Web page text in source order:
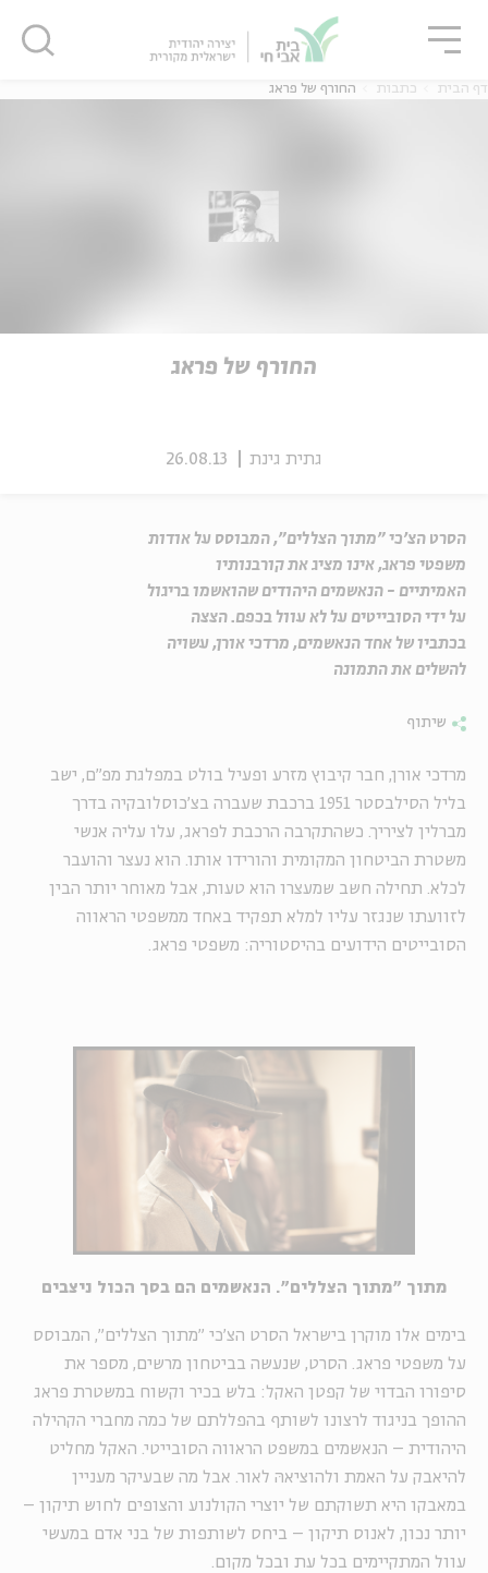
אנגלית
דף הבית כתבות החורף של פראג
החורף של פראג
גתית גינת 26.08.13
הסרט הצ'כי "מתוך הצללים", המבוסס על אודות
משפטי פראג, אינו מציג את קורבנותיו
האמיתיים - הנאשמים היהודים שהואשמו בריגול
על ידי הסובייטים על לא עוול בכפם. הצצה
בכתביו של אחד הנאשמים, מרדכי אורן, עשויה
להשלים את התמונה
שיתוף
מרדכי אורן, חבר קיבוץ מזרע ופעיל בולט במפלגת מפ"ם, ישב
בליל הסילבסטר 1951 ברכבת שעברה בצ'כוסלובקיה בדרך
מברלין לציריך. כשהתקרבה הרכבת לפראג, עלו עליה אנשי
משטרת הביטחון המקומית והורידו אותו. הוא נעצר והועבר
לכלא. תחילה חשב שמעצרו הוא טעות, אבל מאוחר יותר הבין
לזוועתו שנגזר עליו למלא תפקיד באחד ממשפטי הראווה
הסובייטים הידועים בהיסטוריה: משפטי פראג.
מתוך "מתוך הצללים". הנאשמים הם בסך הכול ניצבים
בימים אלו מוקרן בישראל הסרט הצ'כי "מתוך הצללים", המבוסס
על משפטי פראג. הסרט, שנעשה בביטחון מרשים, מספר את
סיפורו הבדוי של קפטן האקל: בלש בכיר וקשוח במשטרת פראג
ההופך בניגוד לרצונו לשותף בהפללתם של כמה מחברי הקהילה
היהודית – הנאשמים במשפט הראווה הסובייטי. האקל מחליט
להיאבק על האמת ולהוציאהּ לאור. אבל מה שבעיקר מעניין
במאבקו היא תשוקתם של יוצרי הקולנוע והצופים לחוש תיקון –
יותר נכון, לאנוס תיקון – ביחס לשותפות של בני אדם במעשי
עוול המתקיימים בכל עת ובכל מקום.
סגור